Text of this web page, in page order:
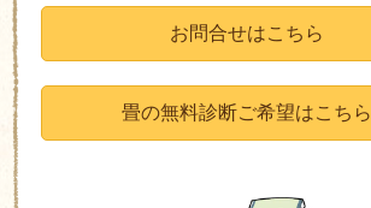
お問合せはこちら
畳の無料診断ご希望はこちら